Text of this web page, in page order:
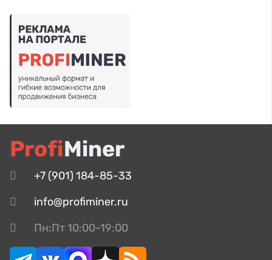
ProfiMiner
+7 (901) 184-85-33
info@profiminer.ru
Пн:Пт 10:00-19:00